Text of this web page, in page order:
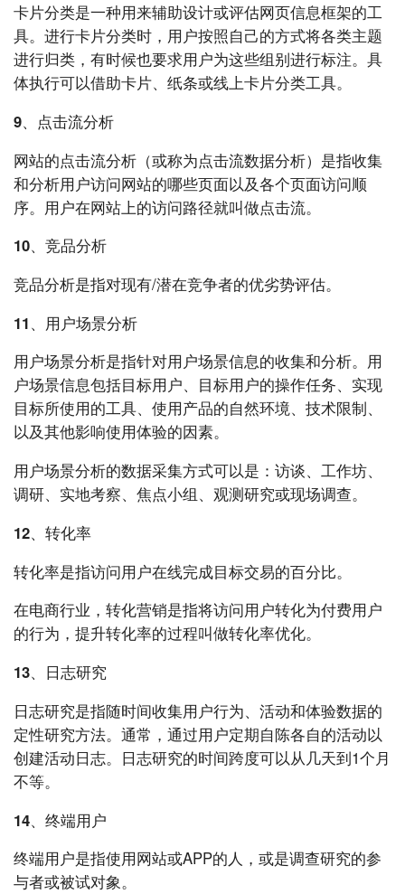
卡片分类是一种用来辅助设计或评估网页信息框架的工
具。进行卡片分类时，用户按照自己的方式将各类主题
进行归类，有时候也要求用户为这些组别进行标注。具
体执行可以借助卡片、纸条或线上卡片分类工具。
9、点击流分析
网站的点击流分析（或称为点击流数据分析）是指收集
和分析用户访问网站的哪些页面以及各个页面访问顺
序。用户在网站上的访问路径就叫做点击流。
10、竞品分析
竞品分析是指对现有/潜在竞争者的优劣势评估。
11、用户场景分析
用户场景分析是指针对用户场景信息的收集和分析。用
户场景信息包括目标用户、目标用户的操作任务、实现
目标所使用的工具、使用产品的自然环境、技术限制、
以及其他影响使用体验的因素。
用户场景分析的数据采集方式可以是：访谈、工作坊、
调研、实地考察、焦点小组、观测研究或现场调查。
12、转化率
转化率是指访问用户在线完成目标交易的百分比。
在电商行业，转化营销是指将访问用户转化为付费用户
的行为，提升转化率的过程叫做转化率优化。
13、日志研究
日志研究是指随时间收集用户行为、活动和体验数据的
定性研究方法。通常，通过用户定期自陈各自的活动以
创建活动日志。日志研究的时间跨度可以从几天到1个月
不等。
14、终端用户
终端用户是指使用网站或APP的人，或是调查研究的参
与者或被试对象。